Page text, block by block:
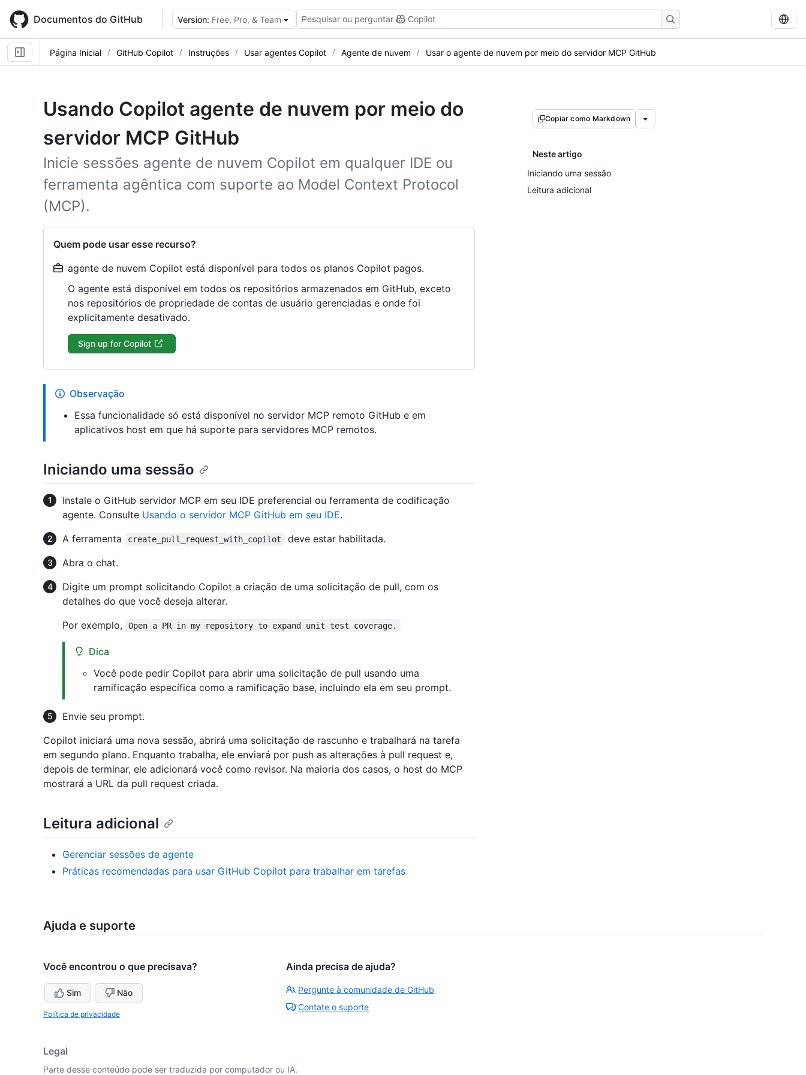
main
content
Documentos do GitHub Version: Free, Pro, & Team Pesquisar ou perguntar Copilot
Página Inicial GitHub Copilot Instruções Usar agentes Copilot Agente de nuvem Usar o agente de nuvem por meio do servidor MCP GitHub
Usando Copilot agente de nuvem por meio do
servidor MCP GitHub
Inicie sessões agente de nuvem Copilot em qualquer IDE ou
ferramenta agêntica com suporte ao Model Context Protocol
(MCP).
Quem pode usar esse recurso?
agente de nuvem Copilot está disponível para todos os planos Copilot pagos.
O agente está disponível em todos os repositórios armazenados em GitHub, exceto
nos repositórios de propriedade de contas de usuário gerenciadas e onde foi
explicitamente desativado.
Sign up for Copilot
Copiar como Markdown
Neste artigo
Iniciando uma sessão
Leitura adicional
Observação
Essa funcionalidade só está disponível no servidor MCP remoto GitHub e em
aplicativos host em que há suporte para servidores MCP remotos.
Iniciando uma sessão
Instale o GitHub servidor MCP em seu IDE preferencial ou ferramenta de codificação
agente. Consulte Usando o servidor MCP GitHub em seu IDE.
A ferramenta
create_pull_request_with_copilot
deve estar habilitada.
Abra o chat.
Digite um prompt solicitando Copilot a criação de uma solicitação de pull, com os
detalhes do que você deseja alterar.
Por exemplo,
Open a PR in my repository to expand unit test coverage.
Dica
Você pode pedir Copilot para abrir uma solicitação de pull usando uma
ramificação específica como a ramificação base, incluindo ela em seu prompt.
Envie seu prompt.
Copilot iniciará uma nova sessão, abrirá uma solicitação de rascunho e trabalhará na tarefa
em segundo plano. Enquanto trabalha, ele enviará por push as alterações à pull request e,
depois de terminar, ele adicionará você como revisor. Na maioria dos casos, o host do MCP
mostrará a URL da pull request criada.
Leitura adicional
Gerenciar sessões de agente
Práticas recomendadas para usar GitHub Copilot para trabalhar em tarefas
Ajuda e suporte
Você encontrou o que precisava?
Sim Não
Política de privacidade
Ainda precisa de ajuda?
Pergunte à comunidade de GitHub
Contate o suporte
Legal
Parte desse conteúdo pode ser traduzida por computador ou IA.